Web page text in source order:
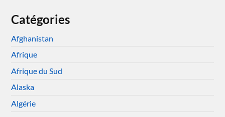
Catégories
Afghanistan
Afrique
Afrique du Sud
Alaska
Algérie